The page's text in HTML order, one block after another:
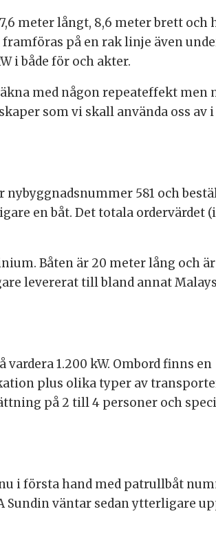
meter långt, 8,6 meter brett och
på en rak linje även
i både för och akter.
med någon repeateffekt men
som vi skall använda oss av i
581 och
en båt. Det totala ordervärdet
Båten är 20 meter lång och är
levererat till bland annat
1.200 kW. Ombord finns en
plus olika typer av
på 2 till 4 personer och
i första hand med patrullbåt
väntar sedan ytterligare